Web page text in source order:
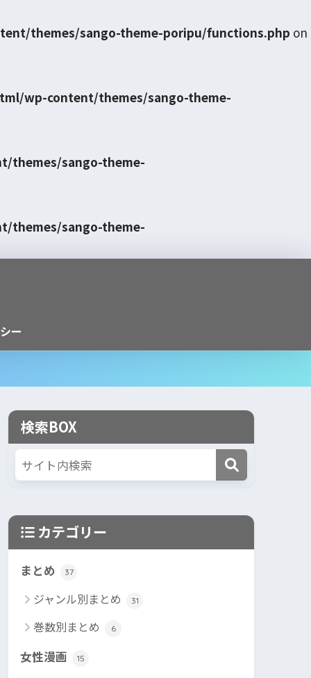
themes/sango-theme-poripu/functions.php on
wp-content/themes/sango-theme-
themes/sango-theme-
themes/sango-theme-
ー
検索BOX
カテゴリー
まとめ 37
ジャンル別まとめ 31
巻数別まとめ 6
女性漫画 15